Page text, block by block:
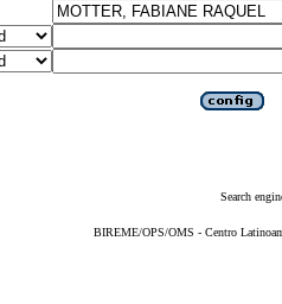
Search
BIREME/OPS/OMS - Centro